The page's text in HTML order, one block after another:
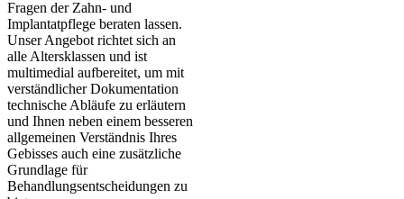
Fragen der Zahn- und
Implantatpflege beraten lassen.
Unser Angebot richtet sich an
alle Altersklassen und ist
multimedial aufbereitet, um mit
verständlicher Dokumentation
technische Abläufe zu erläutern
und Ihnen neben einem besseren
allgemeinen Verständnis Ihres
Gebisses auch eine zusätzliche
Grundlage für
Behandlungsentscheidungen zu